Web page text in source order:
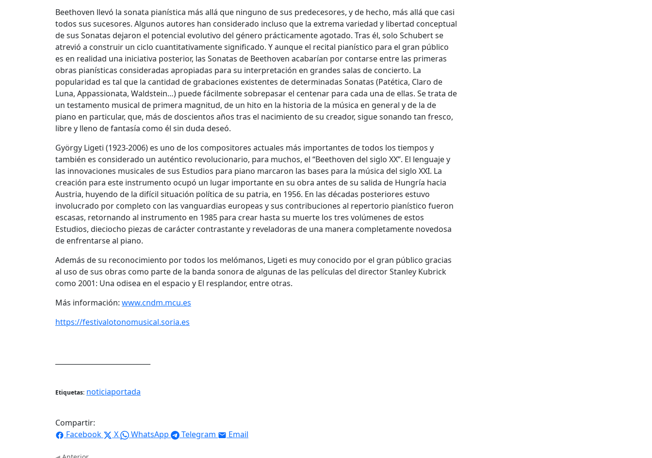
Beethoven llevó la sonata pianística más allá que ninguno de sus predecesores, y de hecho, más allá que casi
todos sus sucesores. Algunos autores han considerado incluso que la extrema variedad y libertad conceptual
de sus Sonatas dejaron el potencial evolutivo del género prácticamente agotado. Tras él, solo Schubert se
atrevió a construir un ciclo cuantitativamente significado. Y aunque el recital pianístico para el gran público
es en realidad una iniciativa posterior, las Sonatas de Beethoven acabarían por contarse entre las primeras
obras pianísticas consideradas apropiadas para su interpretación en grandes salas de concierto. La
popularidad es tal que la cantidad de grabaciones existentes de determinadas Sonatas (Patética, Claro de
Luna, Appassionata, Waldstein…) puede fácilmente sobrepasar el centenar para cada una de ellas. Se trata de
un testamento musical de primera magnitud, de un hito en la historia de la música en general y de la de
piano en particular, que, más de doscientos años tras el nacimiento de su creador, sigue sonando tan fresco,
libre y lleno de fantasía como él sin duda deseó.
György Ligeti (1923-2006) es uno de los compositores actuales más importantes de todos los tiempos y
también es considerado un auténtico revolucionario, para muchos, el “Beethoven del siglo XX”. El lenguaje y
las innovaciones musicales de sus Estudios para piano marcaron las bases para la música del siglo XXI. La
creación para este instrumento ocupó un lugar importante en su obra antes de su salida de Hungría hacia
Austria, huyendo de la difícil situación política de su patria, en 1956. En las décadas posteriores estuvo
involucrado por completo con las vanguardias europeas y sus contribuciones al repertorio pianístico fueron
escasas, retornando al instrumento en 1985 para crear hasta su muerte los tres volúmenes de estos
Estudios, dieciocho piezas de carácter contrastante y reveladoras de una manera completamente novedosa
de enfrentarse al piano.
Además de su reconocimiento por todos los melómanos, Ligeti es muy conocido por el gran público gracias
al uso de sus obras como parte de la banda sonora de algunas de las películas del director Stanley Kubrick
como 2001: Una odisea en el espacio y El resplandor, entre otras.
Más información: www.cndm.mcu.es
https://festivalotonomusical.soria.es
Etiquetas: noticiaportada
Compartir:
Facebook
X WhatsApp Telegram Email